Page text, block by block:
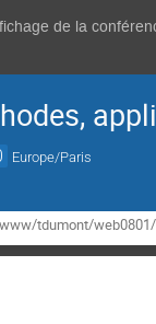
de la
Europe/Paris
tdumont/web0801/